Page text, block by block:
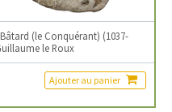
(le Conquérant) (1037-
le Roux
Ajouter au panier